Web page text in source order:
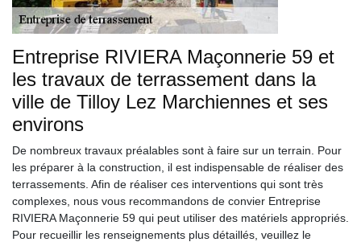
Entreprise RIVIERA Maçonnerie 59 et
les travaux de terrassement dans la
ville de Tilloy Lez Marchiennes et ses
environs
De nombreux travaux préalables sont à faire sur un terrain. Pour
les préparer à la construction, il est indispensable de réaliser des
terrassements. Afin de réaliser ces interventions qui sont très
complexes, nous vous recommandons de convier Entreprise
RIVIERA Maçonnerie 59 qui peut utiliser des matériels appropriés.
Pour recueillir les renseignements plus détaillés, veuillez le